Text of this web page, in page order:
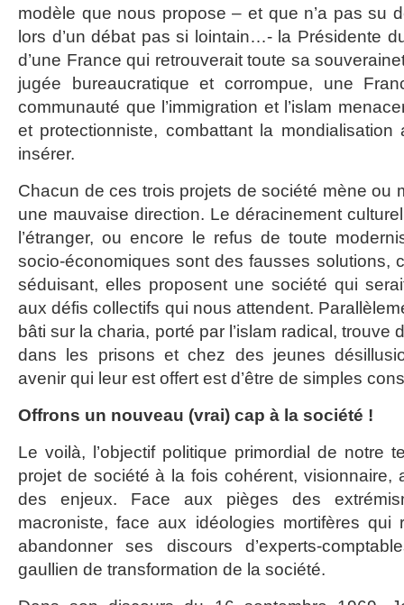
modèle que nous propose – et que n’a pas su
lors d’un débat pas si lointain…- la Présidente
d’une France qui retrouverait toute sa
jugée bureaucratique et corrompue, une
communauté que l’immigration et l’islam
et protectionniste, combattant la mondialisation
insérer.
Chacun de ces trois projets de société mène ou
une mauvaise direction. Le déracinement
l’étranger, ou encore le refus de toute
socio-économiques sont des fausses solutions,
séduisant, elles proposent une société qui
aux défis collectifs qui nous attendent.
bâti sur la charia, porté par l’islam radical, trouve
dans les prisons et chez des jeunes
avenir qui leur est offert est d’être de simples
Offrons un nouveau (vrai) cap à la société !
Le voilà, l’objectif politique primordial de notre
projet de société à la fois cohérent, visionnaire,
des enjeux. Face aux pièges des
macroniste, face aux idéologies mortifères qui
abandonner ses discours d’experts-
gaullien de transformation de la société.